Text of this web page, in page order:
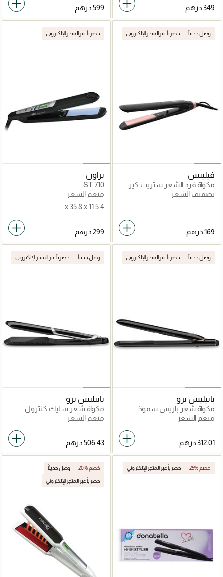
وصل حديثاً حصرياً عبر المتجر الإلكتروني
فيليبس
مكواة فرد الشعر ستريت كير
اسنشيل ثيرمو
تصفيف الشعر
حصرياً عبر المتجر الإلكتروني
براون
ST 710
منعم الشعر
5.4 x 35.8 x 11
وصل حديثاً حصرياً عبر المتجر الإلكتروني
بابيليس برو
مكواة شعر باريس سموذ
فينيش 230
منعم الشعر
وصل حديثاً حصرياً عبر المتجر الإلكتروني
بابيليس برو
مكواة شعر سليك كنترول
منعم الشعر
25% خصم حصرياً عبر المتجر الإلكتروني 20% خصم وصل حديثاً
حصرياً عبر المتجر الإلكتروني